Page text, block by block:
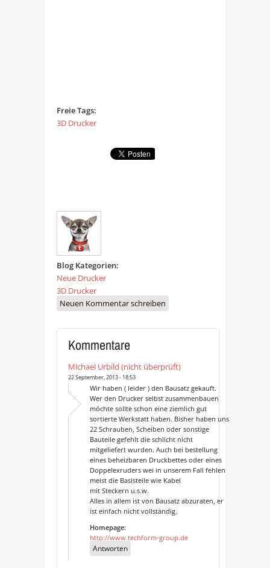
Freie Tags:
3D Drucker
Blog Kategorien:
Neue Drucker
3D Drucker
Neuen Kommentar schreiben
Kommentare
Michael Urbild (nicht überprüft)
22 September, 2013 - 18:53
Wir haben ( leider ) den Bausatz gekauft.
Wer den Drucker selbst zusammenbauen
möchte sollte schon eine ziemlich gut
sortierte Werkstatt haben. Bisher haben uns
22 Schrauben, Scheiben oder sonstige
Bauteile gefehlt die schlicht nicht
mitgeliefert wurden. Auch bei bestellung
eines beheizbaren Druckbettes oder eines
Doppelexruders wei in unserem Fall fehlen
meist die Basisteile wie Kabel
mit Steckern u.s.w.
Alles in allem ist von Bausatz abzuraten, er
ist einfach nicht vollständig.
Homepage:
http://www.techform-group.de
Antworten